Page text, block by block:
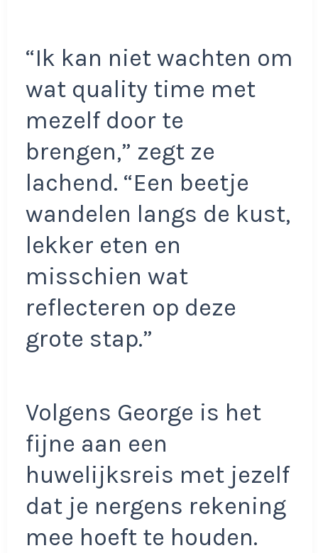
“Ik kan niet wachten om
wat quality time met
mezelf door te
brengen,” zegt ze
lachend. “Een beetje
wandelen langs de kust,
lekker eten en
misschien wat
reflecteren op deze
grote stap.”
Volgens George is het
fijne aan een
huwelijksreis met jezelf
dat je nergens rekening
mee hoeft te houden.